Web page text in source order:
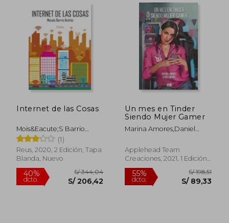
Internet de las Cosas
Mois&Eacute;S Barrio
Andr&Eacute;S
(1)
Reus, 2020, 2 Edición, Tapa
Blanda, Nuevo
Un mes en Tinder
Siendo Mujer Gamer
Marina Amores,Daniel
Applehead Team
Creaciones, 2021, 1 Edición,
Tapa Blanda, Nuevo